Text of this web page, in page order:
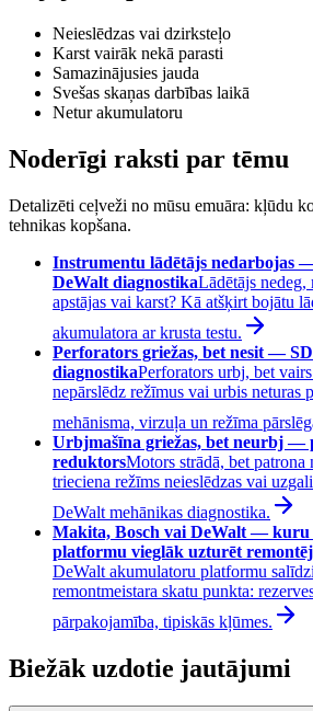
Neieslēdzas vai dzirksteļo
Karst vairāk nekā parasti
Samazinājusies jauda
Svešas skaņas darbības laikā
Netur akumulatoru
Noderīgi raksti par tēmu
Detalizēti ceļveži no mūsu emuāra: kļūdu
tehnikas kopšana.
Instrumentu lādētājs nedarbojas
DeWalt diagnostikaLādētājs
apstājas vai karst? Kā atšķirt bojātu
akumulatora ar krusta testu.
Perforators griežas, bet nesit —
diagnostikaPerforators urbj, bet
nepārslēdz režīmus vai urbis neturas
mehānisma, virzuļa un režīma
Urbjmašīna griežas, bet neurbj —
reduktorsMotors strādā, bet patrona
trieciena režīms neieslēdzas vai
DeWalt mehānikas diagnostika.
Makita, Bosch vai DeWalt —
platformu vieglāk uzturēt
DeWalt akumulatoru platformu
remontmeistara skatu punkta:
pārpakojamība, tipiskās kļūmes.
Biežāk uzdotie jautājumi